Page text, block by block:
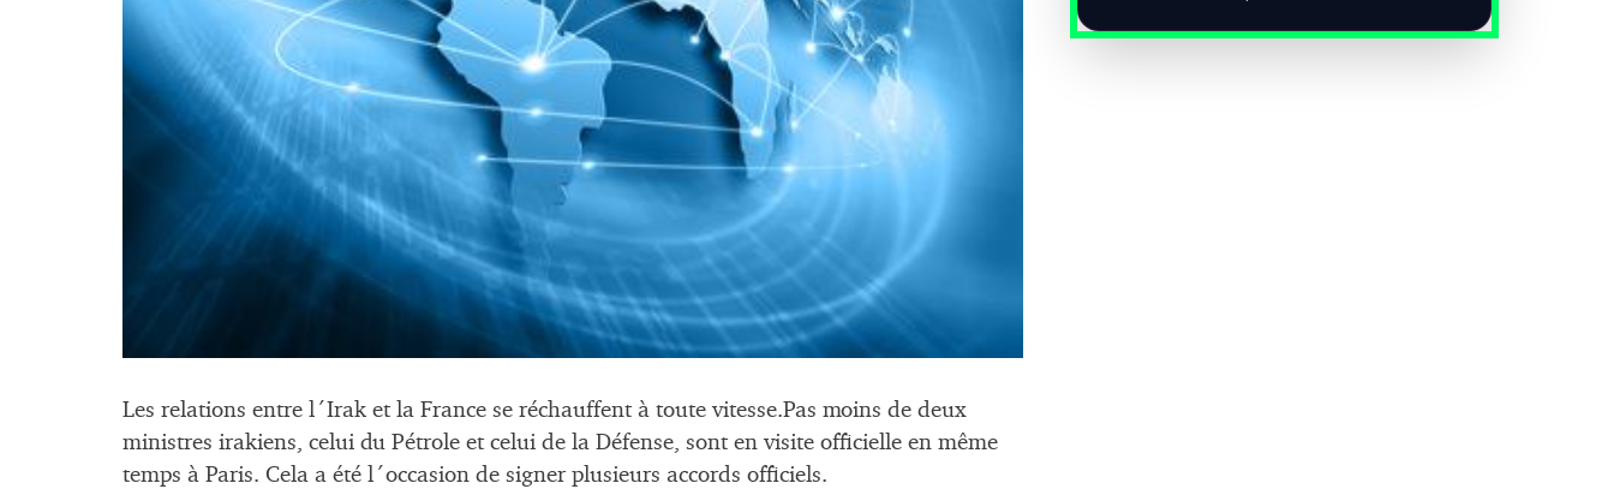
Les relations entre l´Irak et la France se réchauffent à toute vitesse.Pas moins de deux
ministres irakiens, celui du Pétrole et celui de la Défense, sont en visite officielle en même
temps à Paris. Cela a été l´occasion de signer plusieurs accords officiels.